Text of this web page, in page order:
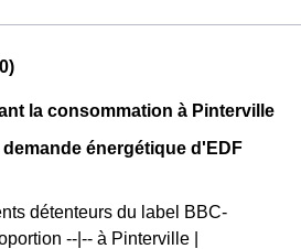
la consommation à Pinterville
énergétique d'EDF
détenteurs du label BBC-
--|-- à Pinterville |